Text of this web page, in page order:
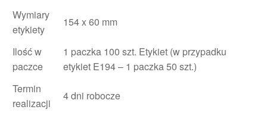
Wymiary
etykiety
154 x 60 mm
Ilość w
paczce
1 paczka 100 szt. Etykiet (w przypadku
etykiet E194 – 1 paczka 50 szt.)
Termin
realizacji
4 dni robocze